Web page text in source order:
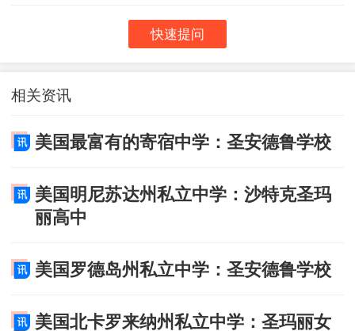
快速提问
相关资讯
美国最富有的寄宿中学：圣安德鲁学校
美国明尼苏达州私立中学：沙特克圣玛
丽高中
美国罗德岛州私立中学：圣安德鲁学校
美国北卡罗来纳州私立中学：圣玛丽女